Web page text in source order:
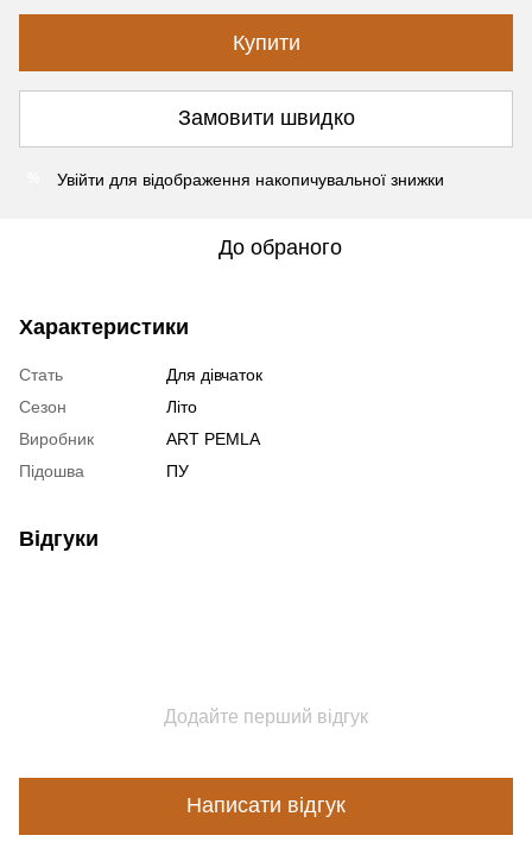
Купити
Замовити швидко
Увійти для відображення накопичувальної знижки
До обраного
Характеристики
Стать
Для дівчаток
Сезон
Літо
Виробник
ART PEMLA
Підошва
ПУ
Відгуки
Додайте перший відгук
Написати відгук